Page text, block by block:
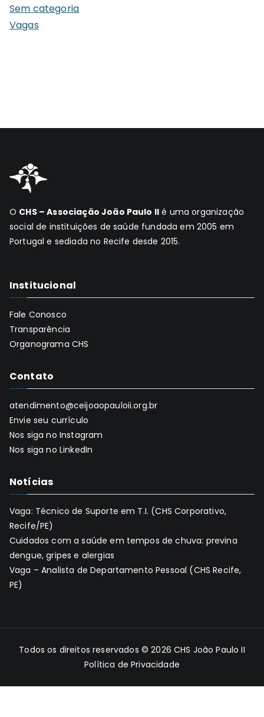
Sem categoria
Vagas
O CHS – Associação João Paulo II é uma organização
social de instituições de saúde fundada em 2005 em
Portugal e sediada no Recife desde 2015.
Institucional
Fale Conosco
Transparência
Organograma CHS
Contato
atendimento@ceijoaopauloii.org.br
Envie seu currículo
Nos siga no Instagram
Nos siga no LinkedIn
Notícias
Vaga: Técnico de Suporte em T.I. (CHS Corporativo,
Recife/PE)
Cuidados com a saúde em tempos de chuva: previna
dengue, gripes e alergias
Vaga – Analista de Departamento Pessoal (CHS Recife,
PE)
Todos os direitos reservados © 2026CHS João Paulo II
Política de Privacidade